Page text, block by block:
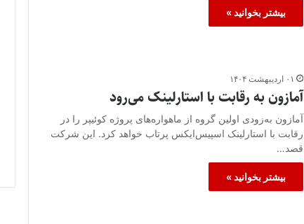
بیشتر بخوانید »
۰۱ اردیبهشت ۱۴۰۴
آمازون به رقابت با استارلینک می‌رود
آمازون به‌زودی اولین گروه از ماهواره‌های پروژه کوئیپر را در
رقابت با استارلینک اسپیس‌ایکس پرتاب خواهد کرد. این شرکت
قصد…
بیشتر بخوانید »